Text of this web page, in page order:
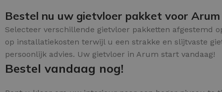
Bestel nu uw gietvloer pakket voor Arum
Selecteer verschillende gietvloer pakketten afgestemd
op installatiekosten terwijl u een strakke en slijtvaste
persoonlijk advies. Uw gietvloer in Arum start vandaag!
Bestel vandaag nog!